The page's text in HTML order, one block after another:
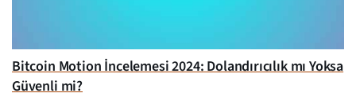
Bitcoin Motion İncelemesi 2024: Dolandırıcılık mı Yoksa
Güvenli mi?